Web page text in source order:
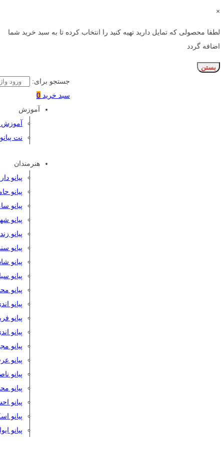
×
لطفا محصولی که تمایل دارید تهیه کنید را انتخاب کرده تا به سبد خرید شما
اضافه گردد
بستن
جستجو برای:
سبد خرید 0
آموزش
آموزش
نت پیانو
هنرمندان
پیانو
پیانو
پیانو
پیانو
پیانو
پیانو
پیانو
پیانو
پیانو
پیانو
پیانو
پیانو
پیانو
پیانو
پیانو
پیانو
پیانو
پیانو
پیانو